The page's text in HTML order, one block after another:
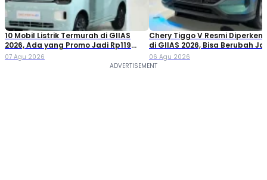
10 Mobil Listrik Termurah di GIIAS
2026, Ada yang Promo Jadi Rp119
Jutaan!
07 Agu 2026
Chery Tiggo V Resmi
di GIIAS 2026, Bisa Berubah
Double Cabin
06 Agu 2026